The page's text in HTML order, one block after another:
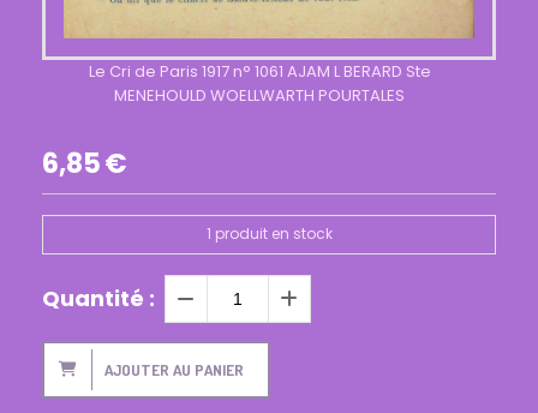
Le Cri de Paris 1917 n° 1061 AJAM L BERARD Ste
MENEHOULD WOELLWARTH POURTALES
6,85€
1 produit en stock
Quantité :
AJOUTER AU PANIER